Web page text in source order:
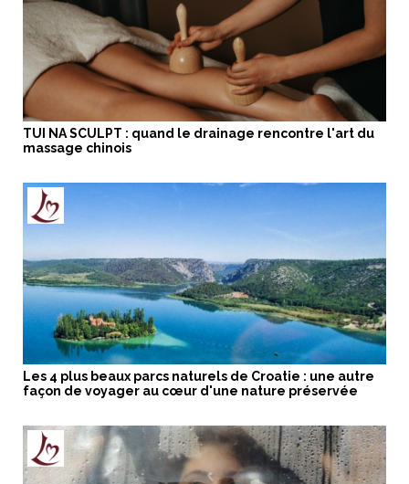
TUI NA SCULPT : quand le drainage rencontre l'art du
massage chinois
Les 4 plus beaux parcs naturels de Croatie : une autre
façon de voyager au cœur d'une nature préservée